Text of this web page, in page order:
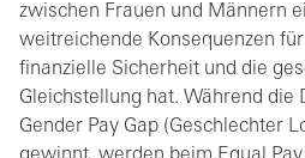
zwischen Frauen und Männern
weitreichende Konsequenzen
finanzielle Sicherheit und die
Gleichstellung hat. Während die
Gender Pay Gap (Geschlechter